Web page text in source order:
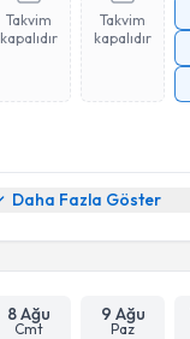
Takvim
kapalıdır
Takvim
kapalıdır
Daha Fazla Göster
8 Ağu
Cmt
9 Ağu
Paz